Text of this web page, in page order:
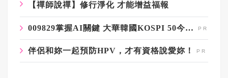
【禪師說禪】修行淨化 才能增益福報
009829掌握AI關鍵 大華韓國KOSPI 50今強勢開募
伴侶和妳一起預防HPV，才有資格說愛妳！